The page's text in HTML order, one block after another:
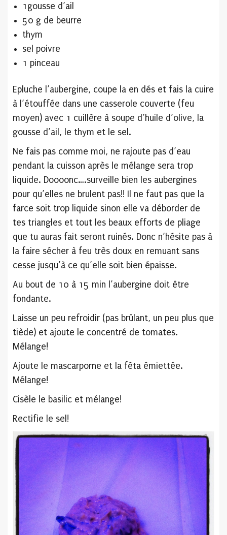
1gousse d’ail
50 g de beurre
thym
sel poivre
1 pinceau
Epluche l’aubergine, coupe la en dés et fais la cuire
à l’étouffée dans une casserole couverte (feu
moyen) avec 1 cuillère à soupe d’huile d’olive, la
gousse d’ail, le thym et le sel.
Ne fais pas comme moi, ne rajoute pas d’eau
pendant la cuisson après le mélange sera trop
liquide. Doooonc….surveille bien les aubergines
pour qu’elles ne brulent pas!! Il ne faut pas que la
farce soit trop liquide sinon elle va déborder de
tes triangles et tout les beaux efforts de pliage
que tu auras fait seront ruinés. Donc n’hésite pas à
la faire sécher à feu très doux en remuant sans
cesse jusqu’à ce qu’elle soit bien épaisse.
Au bout de 10 à 15 min l’aubergine doit être
fondante.
Laisse un peu refroidir (pas brûlant, un peu plus que
tiède) et ajoute le concentré de tomates.
Mélange!
Ajoute le mascarporne et la féta émiettée.
Mélange!
Cisèle le basilic et mélange!
Rectifie le sel!